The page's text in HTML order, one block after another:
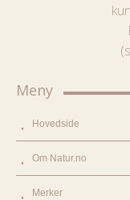
Meny
Hovedside
Om Natur.no
Merker